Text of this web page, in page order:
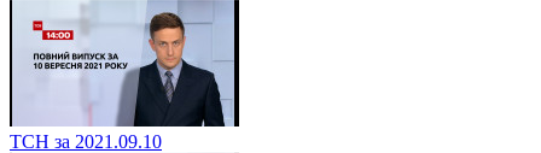
ТСН за 2021.09.10